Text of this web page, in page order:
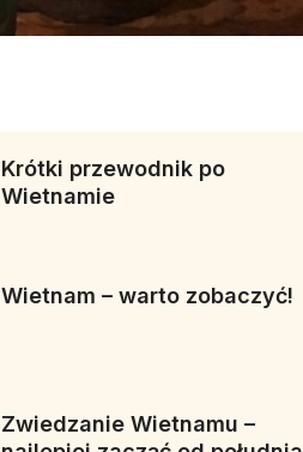
Krótki przewodnik po
Wietnamie
Wietnam – warto zobaczyć!
Zwiedzanie Wietnamu –